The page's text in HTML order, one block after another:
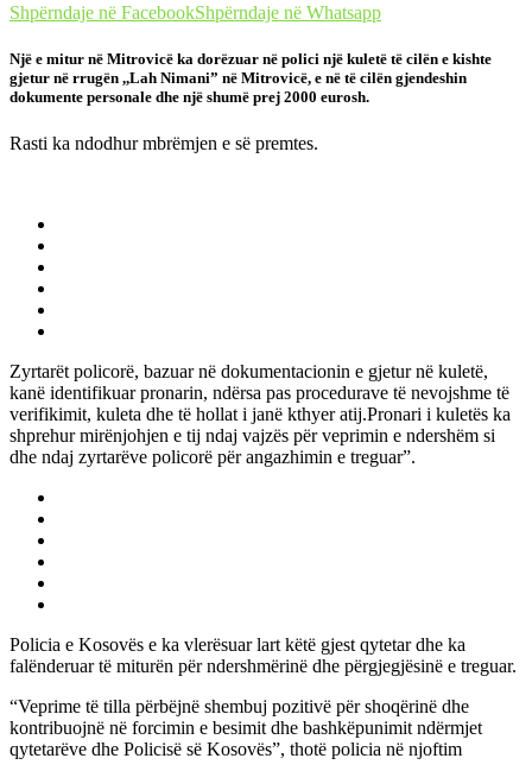
Shpërndaje në FacebookShpërndaje në Whatsapp
Një e mitur në Mitrovicë ka dorëzuar në polici një kuletë të cilën e kishte
gjetur në rrugën ,,Lah Nimani” në Mitrovicë, e në të cilën gjendeshin
dokumente personale dhe një shumë prej 2000 eurosh.
Rasti ka ndodhur mbrëmjen e së premtes.
Zyrtarët policorë, bazuar në dokumentacionin e gjetur në kuletë,
kanë identifikuar pronarin, ndërsa pas procedurave të nevojshme të
verifikimit, kuleta dhe të hollat i janë kthyer atij.Pronari i kuletës ka
shprehur mirënjohjen e tij ndaj vajzës për veprimin e ndershëm si
dhe ndaj zyrtarëve policorë për angazhimin e treguar”.
Policia e Kosovës e ka vlerësuar lart këtë gjest qytetar dhe ka
falënderuar të miturën për ndershmërinë dhe përgjegjësinë e treguar.
“Veprime të tilla përbëjnë shembuj pozitivë për shoqërinë dhe
kontribuojnë në forcimin e besimit dhe bashkëpunimit ndërmjet
qytetarëve dhe Policisë së Kosovës”, thotë policia në njoftim